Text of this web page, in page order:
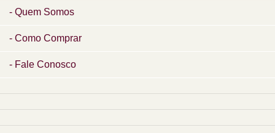
Quem Somos
Como Comprar
Fale Conosco